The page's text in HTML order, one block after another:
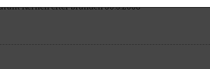
Kernen efter branden 30.5.2008